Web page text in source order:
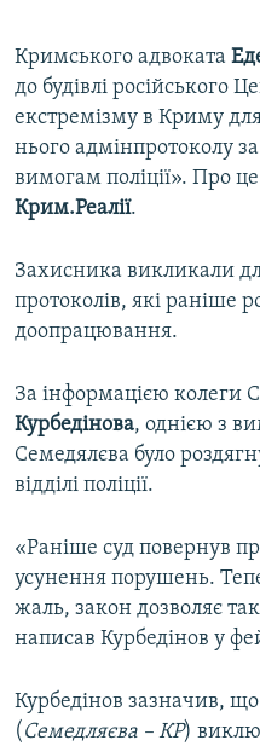
Усі сайти RFE/RL
Кримського адвоката
до будівлі російського
екстремізму в Криму
нього адмінпротоколу
вимогам поліції». Про
Крим.Реалії.
Захисника викликали
протоколів, які раніше
доопрацювання.
За інформацією колеги
Курбедінова, однією з
Семедялєва було
відділі поліції.
«Раніше суд повернув
усунення порушень.
жаль, закон дозволяє
написав Курбедінов у
Курбедінов зазначив,
( Семедляєва – КР)